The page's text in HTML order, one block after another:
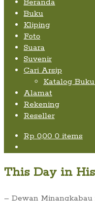
Beranda
Buku
Kliping
Foto
Suara
Suvenir
Cari Arsip
Katalog
Alamat
Rekening
Reseller
Rp 0,00 0 items
This Day in
– Dewan